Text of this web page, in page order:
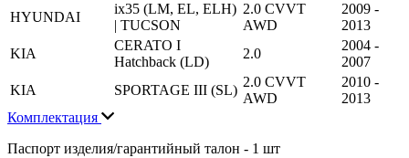
HYUNDAI
ix35 (LM, EL, ELH)
| TUCSON
2.0 CVVT
AWD
2009 -
2013
KIA
CERATO I
Hatchback (LD)
2.0
2004 -
2007
KIA
SPORTAGE III (SL)
2.0 CVVT
AWD
2010 -
2013
Комплектация
Паспорт изделия/гарантийный талон - 1 шт